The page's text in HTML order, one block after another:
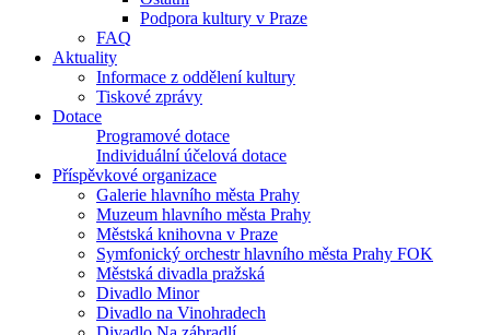
Podpora kultury v Praze
FAQ
Aktuality
Informace z oddělení kultury
Tiskové zprávy
Dotace
Programové dotace
Individuální účelová dotace
Příspěvkové organizace
Galerie hlavního města Prahy
Muzeum hlavního města Prahy
Městská knihovna v Praze
Symfonický orchestr hlavního města Prahy FOK
Městská divadla pražská
Divadlo Minor
Divadlo na Vinohradech